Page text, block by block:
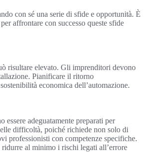
con sé una serie di sfide e opportunità. È
affrontare con successo queste sfide
risultare elevato. Gli imprenditori devono
Pianificare il ritorno
economica dell’automazione.
adeguatamente preparati per
difficoltà, poiché richiede non solo di
professionisti con competenze specifiche.
al minimo i rischi legati all’errore